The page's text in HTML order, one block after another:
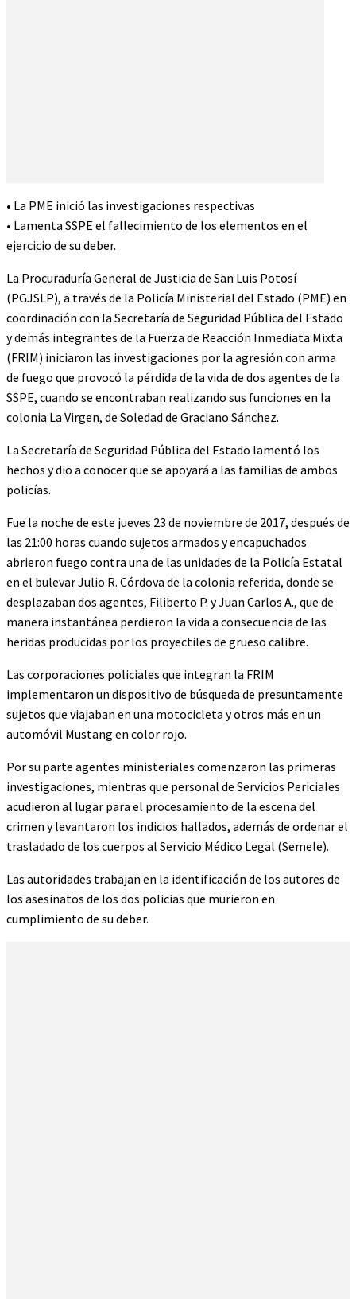
• La PME inició las investigaciones respectivas
• Lamenta SSPE el fallecimiento de los elementos en el
ejercicio de su deber.
La Procuraduría General de Justicia de San Luis Potosí
(PGJSLP), a través de la Policía Ministerial del Estado (PME) en
coordinación con la Secretaría de Seguridad Pública del Estado
y demás integrantes de la Fuerza de Reacción Inmediata Mixta
(FRIM) iniciaron las investigaciones por la agresión con arma
de fuego que provocó la pérdida de la vida de dos agentes de la
SSPE, cuando se encontraban realizando sus funciones en la
colonia La Virgen, de Soledad de Graciano Sánchez.
La Secretaría de Seguridad Pública del Estado lamentó los
hechos y dio a conocer que se apoyará a las familias de ambos
policías.
Fue la noche de este jueves 23 de noviembre de 2017, después de
las 21:00 horas cuando sujetos armados y encapuchados
abrieron fuego contra una de las unidades de la Policía Estatal
en el bulevar Julio R. Córdova de la colonia referida, donde se
desplazaban dos agentes, Filiberto P. y Juan Carlos A., que de
manera instantánea perdieron la vida a consecuencia de las
heridas producidas por los proyectiles de grueso calibre.
Las corporaciones policiales que integran la FRIM
implementaron un dispositivo de búsqueda de presuntamente
sujetos que viajaban en una motocicleta y otros más en un
automóvil Mustang en color rojo.
Por su parte agentes ministeriales comenzaron las primeras
investigaciones, mientras que personal de Servicios Periciales
acudieron al lugar para el procesamiento de la escena del
crimen y levantaron los indicios hallados, además de ordenar el
trasladado de los cuerpos al Servicio Médico Legal (Semele).
Las autoridades trabajan en la identificación de los autores de
los asesinatos de los dos policias que murieron en
cumplimiento de su deber.